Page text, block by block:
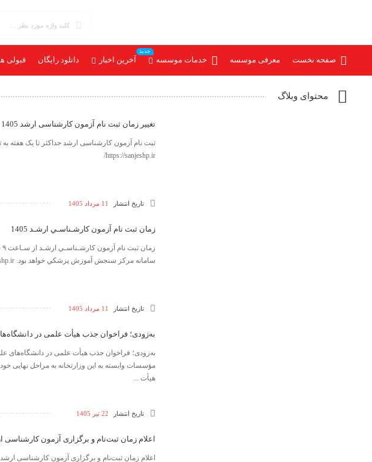
صفحه نخست معرفی موسسه خدمات موسسه
جدید
آخرین اخبار دانلود رایگان قبولی
محتوای وبلاگ
تغییر زمان ثبت نام آزمون کارشناسی ارشد 1405
https://sanjeshp.ir/
تاریخ انتشار 11 مرداد 1405
زمان ثبت نام آزمون كارشـناسـي ارشـد 1405
سامانه مركز سنجش آموزش پزشكي خواهد بود. https://sanjeshp.ir/
تاریخ انتشار 11 مرداد 1405
به‌زودی؛ فراخوان جذب هیأت علمی در
به‌زودی؛ فراخوان جذب هیأت علمی در دانشگاه‌های
مؤسسات وابسته به این وزارتخانه به مراحل نهایی
هیأت ...
تاریخ انتشار 22 تیر 1405
اعلام زمان ثبت‌نام و برگزاری آزمون کارشناسی